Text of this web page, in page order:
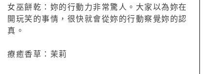
女巫餅乾：妳的行動力非常驚人。大家以為妳在
開玩笑的事情，很快就會從妳的行動察覺妳的認
真。
療癒香草：茉莉